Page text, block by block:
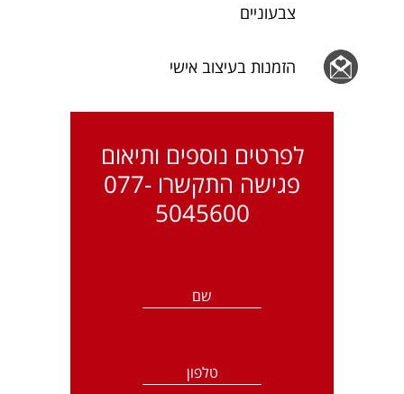
צבעוניים
הזמנות בעיצוב אישי
לפרטים נוספים ותיאום
פגישה התקשרו 077-
5045600
שם
טלפון